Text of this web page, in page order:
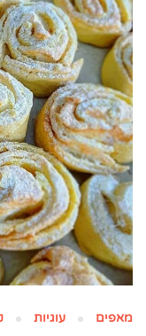
מאפים עוגיות